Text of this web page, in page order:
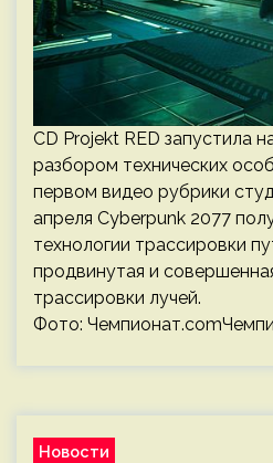
CD Projekt RED запустила
разбором технических
первом видео рубрики
апреля Cyberpunk 2077
технологии трассировки
продвинутая и
трассировки лучей.
Фото:
Новости